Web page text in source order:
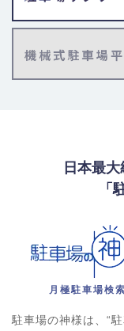
日本最
「
月極駐車場検索
駐車場の神様は、“